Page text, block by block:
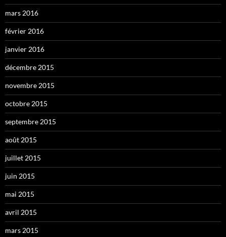
mars 2016
février 2016
janvier 2016
décembre 2015
novembre 2015
octobre 2015
septembre 2015
août 2015
juillet 2015
juin 2015
mai 2015
avril 2015
mars 2015